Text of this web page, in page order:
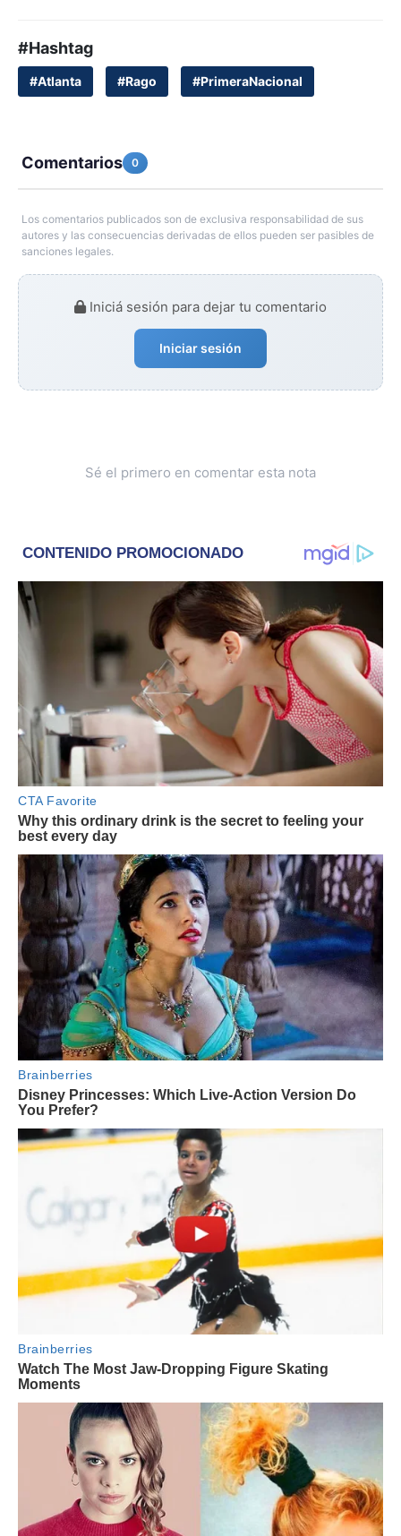
#Hashtag
#Atlanta #Rago #PrimeraNacional
Comentarios 0
Los comentarios publicados son de exclusiva responsabilidad de sus
autores y las consecuencias derivadas de ellos pueden ser pasibles de
sanciones legales.
Iniciá sesión para dejar tu comentario
Iniciar sesión
Sé el primero en comentar esta nota